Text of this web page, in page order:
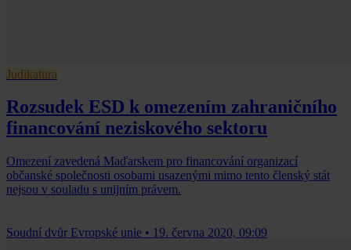
Judikatura
Rozsudek ESD k omezením zahraničního
financování neziskového sektoru
Omezení zavedená Maďarskem pro financování organizací
občanské společnosti osobami usazenými mimo tento členský stát
nejsou v souladu s unijním právem.
Soudní dvůr Evropské unie • 19. června 2020, 09:09